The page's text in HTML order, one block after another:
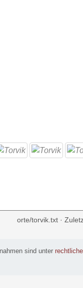
orte/torvik.txt ·
sind unter